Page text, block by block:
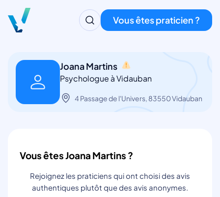
Vous êtes praticien ?
Joana Martins
Psychologue à Vidauban
4 Passage de l'Univers, 83550 Vidauban
Vous êtes Joana Martins ?
Rejoignez les praticiens qui ont choisi des avis
authentiques plutôt que des avis anonymes.